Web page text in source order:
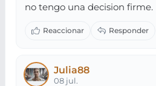
no tengo una decision firme.
Julia88
08 jul.